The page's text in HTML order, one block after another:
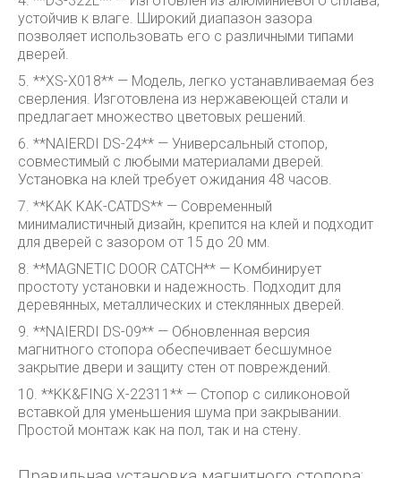
устойчив к влаге. Широкий диапазон зазора
позволяет использовать его с различными типами
дверей.
5. **XS-X018** — Модель, легко устанавливаемая без
сверления. Изготовлена из нержавеющей стали и
предлагает множество цветовых решений.
6. **NAIERDI DS-24** — Универсальный стопор,
совместимый с любыми материалами дверей.
Установка на клей требует ожидания 48 часов.
7. **KAK KAK-CATDS** — Современный
минималистичный дизайн, крепится на клей и подходит
для дверей с зазором от 15 до 20 мм.
8. **MAGNETIC DOOR CATCH** — Комбинирует
простоту установки и надежность. Подходит для
деревянных, металлических и стеклянных дверей.
9. **NAIERDI DS-09** — Обновленная версия
магнитного стопора обеспечивает бесшумное
закрытие двери и защиту стен от повреждений.
10. **KK&FING X-22311** — Стопор с силиконовой
вставкой для уменьшения шума при закрывании.
Простой монтаж как на пол, так и на стену.